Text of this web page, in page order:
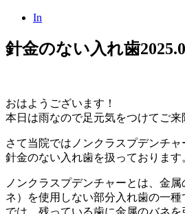
In
針金のない入れ歯
おはようございます！
本日は雨なので足元気をつけてご
さて当院ではノンクラスプデンチャ
針金のない入れ歯を扱っております
ノンクラスプデンチャーとは、金
ネ）を使用しない部分入れ歯の一
では、残っている歯に金属のバネ